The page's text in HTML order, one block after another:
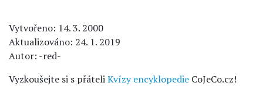
Vytvořeno: 14. 3. 2000
Aktualizováno: 24. 1. 2019
Autor: -red-
Vyzkoušejte si s přáteliKvízy encyklopedie CoJeCo.cz!